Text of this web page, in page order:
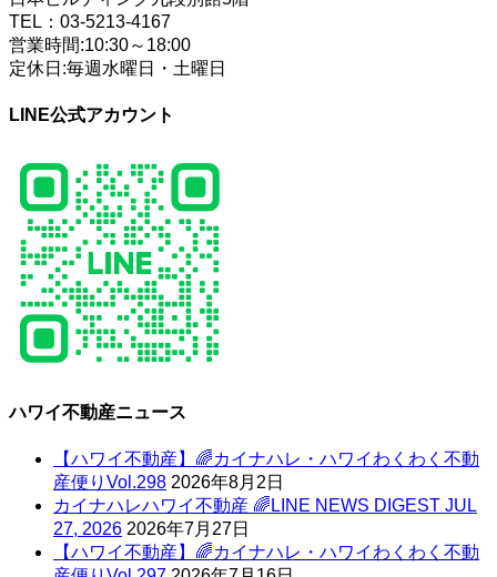
TEL：03-5213-4167
営業時間:10:30～18:00
定休日:毎週水曜日・土曜日
LINE公式アカウント
ハワイ不動産ニュース
【ハワイ不動産】🌈カイナハレ・ハワイわくわく不動
産便りVol.298 2026年8月2日
カイナハレハワイ不動産 🌈LINE NEWS DIGEST JUL
27, 2026 2026年7月27日
【ハワイ不動産】🌈カイナハレ・ハワイわくわく不動